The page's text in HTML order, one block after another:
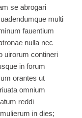
se abrogari
multi
fauentium
nulla nec
uirorum contineri
in forum
orantes ut
omnium
reddi
in dies;